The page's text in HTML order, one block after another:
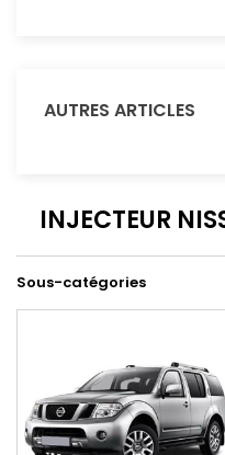
AUTRES ARTICLES
INJECTEUR
Sous-catégories